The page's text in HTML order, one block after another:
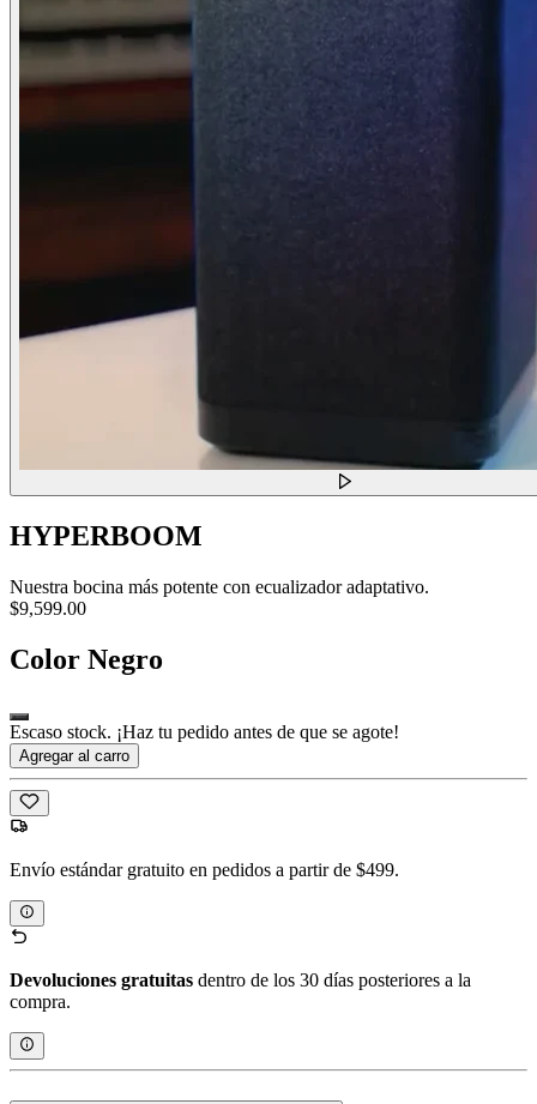
HYPERBOOM
Nuestra bocina más potente con ecualizador adaptativo.
$9,599.00
Color Negro
Escaso stock. ¡Haz tu pedido antes de que se agote!
Agregar al carro
Envío estándar gratuito en pedidos a partir de $499.
Devoluciones gratuitas dentro de los 30 días posteriores a la
compra.